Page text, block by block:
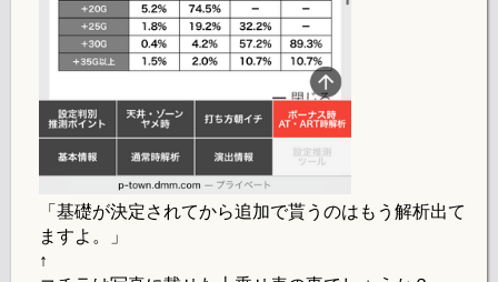
「基礎が決定されてから追加で貰うのはもう解析出て
ますよ。」
↑